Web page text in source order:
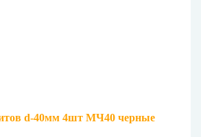
d-40мм 4шт МЧ40 черные